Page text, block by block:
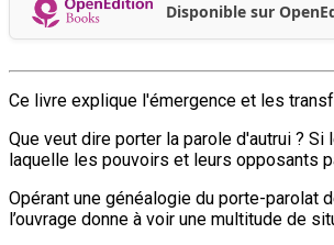
Disponible sur
Ce livre explique l'émergence et les
Que veut dire porter la parole d'autrui ?
laquelle les pouvoirs et leurs opposants
Opérant une généalogie du porte-parolat
l’ouvrage donne à voir une multitude de